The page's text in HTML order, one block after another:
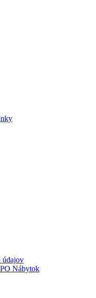
údajov
Nábytok